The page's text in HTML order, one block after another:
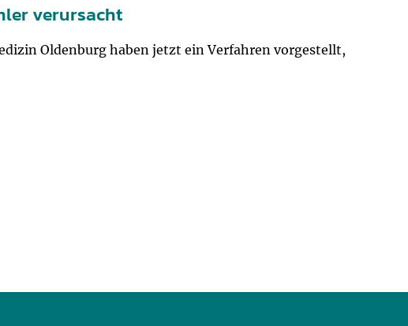
verursacht
Oldenburg haben jetzt ein Verfahren vorgestellt,